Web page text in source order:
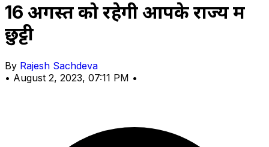
16 अगस्त को रहेगी आपके राज्य में
छुट्टी
By Rajesh Sachdeva
• August 2, 2023, 07:11 PM •